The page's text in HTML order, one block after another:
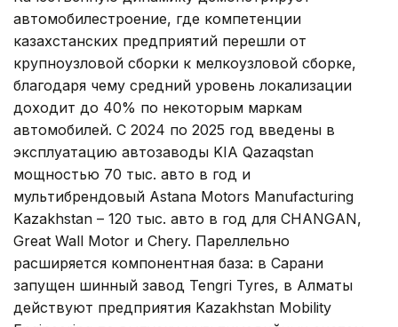
автомобилестроение, где компетенции
казахстанских предприятий перешли от
крупноузловой сборки к мелкоузловой сборке,
благодаря чему средний уровень локализации
доходит до 40% по некоторым маркам
автомобилей. С 2024 по 2025 год введены в
эксплуатацию автозаводы KIA Qazaqstan
мощностью 70 тыс. авто в год и
мультибрендовый Astana Motors Manufacturing
Kazakhstan – 120 тыс. авто в год для CHANGAN,
Great Wall Motor и Chery. Пареллельно
расширяется компонентная база: в Сарани
запущен шинный завод Tengri Tyres, в Алматы
действуют предприятия Kazakhstan Mobility